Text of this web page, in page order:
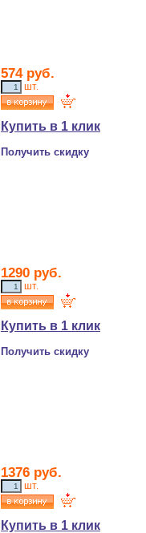
574 руб.
шт.
Купить в 1 клик
Получить скидку
1290 руб.
шт.
Купить в 1 клик
Получить скидку
1376 руб.
шт.
Купить в 1 клик